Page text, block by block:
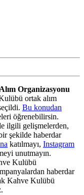
Organizasyonu
ortak alım
Bu konudan
öğrenebilirsin.
ilgili gelişmelerden,
şekilde haberdar
katılmayı, Instagram
unutmayın.
Kulübü
haberdar
Kahve Kulübü